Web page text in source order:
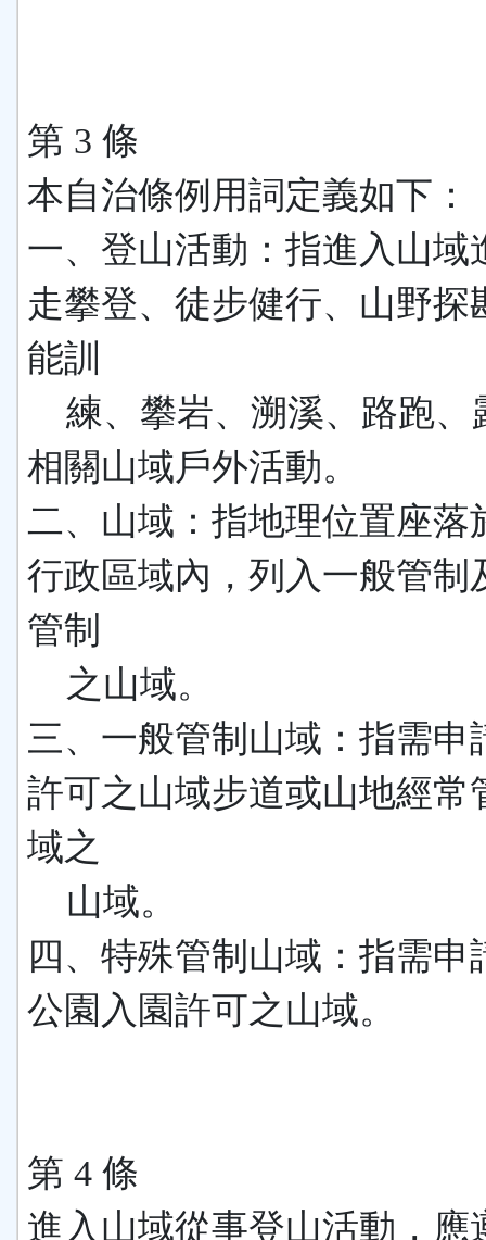
第 3 條
本自治條例用詞定義如下：
一、登山活動：指進入山域
走攀登、徒步健行、山野探
能訓
練、攀岩、溯溪、路跑、
相關山域戶外活動。
二、山域：指地理位置座落
行政區域內，列入一般管制
管制
之山域。
三、一般管制山域：指需申
許可之山域步道或山地經常
域之
山域。
四、特殊管制山域：指需申
公園入園許可之山域。
第 4 條
進入山域從事登山活動，應